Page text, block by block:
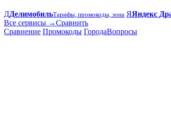
ДДелимобильТарифы, промокоды, зона ЯЯндекс
Все сервисы →Сравнить
Сравнение Промокоды ГородаВопросы